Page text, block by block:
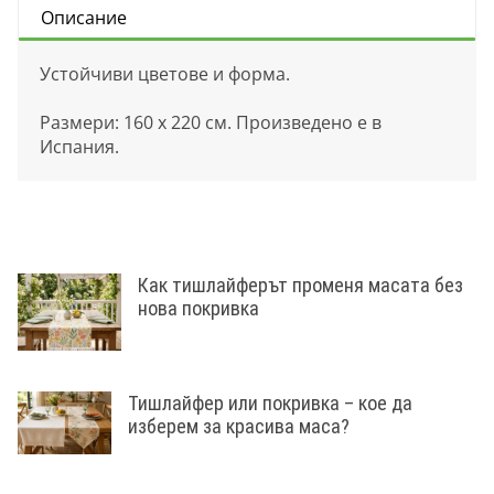
Описание
Устойчиви цветове и форма.
Размери: 160 х 220 см. Произведено е в
Испания.
Как тишлайферът променя масата без
нова покривка
Тишлайфер или покривка – кое да
изберем за красива маса?